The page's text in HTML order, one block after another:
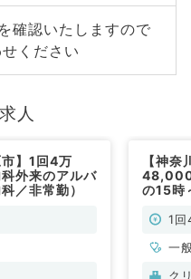
確認いたしますので
ください
人
市】1回4万
外来のアルバ
／非常勤）
【神
48,000
の15時
能で
1
一
ク